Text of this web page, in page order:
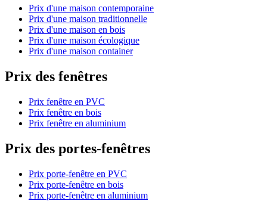
Prix d'une maison contemporaine
Prix d'une maison traditionnelle
Prix d'une maison en bois
Prix d'une maison écologique
Prix d'une maison container
Prix des fenêtres
Prix fenêtre en PVC
Prix fenêtre en bois
Prix fenêtre en aluminium
Prix des portes-fenêtres
Prix porte-fenêtre en PVC
Prix porte-fenêtre en bois
Prix porte-fenêtre en aluminium